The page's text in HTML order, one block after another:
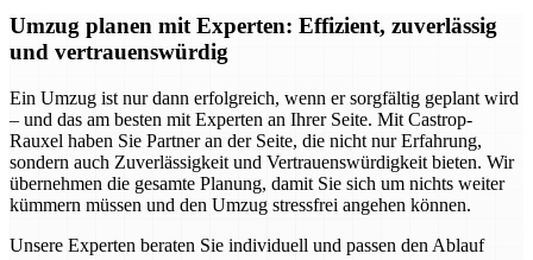
Umzug planen mit Experten: Effizient, zuverlässig
und vertrauenswürdig
Ein Umzug ist nur dann erfolgreich, wenn er sorgfältig geplant wird
– und das am besten mit Experten an Ihrer Seite. Mit Castrop-
Rauxel haben Sie Partner an der Seite, die nicht nur Erfahrung,
sondern auch Zuverlässigkeit und Vertrauenswürdigkeit bieten. Wir
übernehmen die gesamte Planung, damit Sie sich um nichts weiter
kümmern müssen und den Umzug stressfrei angehen können.
Unsere Experten beraten Sie individuell und passen den Ablauf